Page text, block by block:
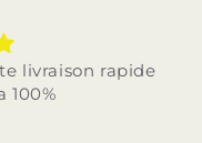
livraison rapide
100%